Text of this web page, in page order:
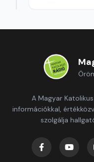
A Magyar
információkkal,
szolgálja